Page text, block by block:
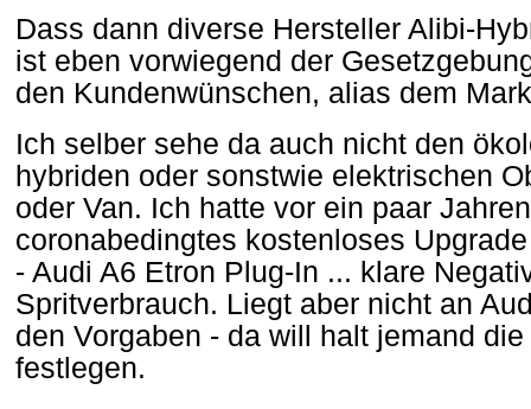
Dass dann diverse Hersteller Alibi-
ist eben vorwiegend der
den Kundenwünschen, alias dem
Ich selber sehe da auch nicht den
hybriden oder sonstwie elektrischen
oder Van. Ich hatte vor ein paar
coronabedingtes kostenloses
- Audi A6 Etron Plug-In ... klare
Spritverbrauch. Liegt aber nicht an
den Vorgaben - da will halt jemand
festlegen.